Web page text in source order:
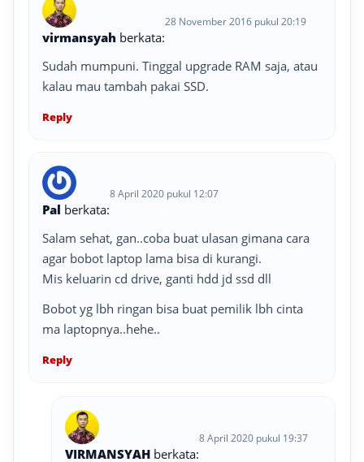
virmansyah berkata:
28 November 2016 pukul 20:19
Sudah mumpuni. Tinggal upgrade RAM saja, atau
kalau mau tambah pakai SSD.
Reply
Pal berkata:
8 April 2020 pukul 12:07
Salam sehat, gan..coba buat ulasan gimana cara
agar bobot laptop lama bisa di kurangi.
Mis keluarin cd drive, ganti hdd jd ssd dll
Bobot yg lbh ringan bisa buat pemilik lbh cinta
ma laptopnya..hehe..
Reply
VIRMANSYAH berkata:
8 April 2020 pukul 19:37